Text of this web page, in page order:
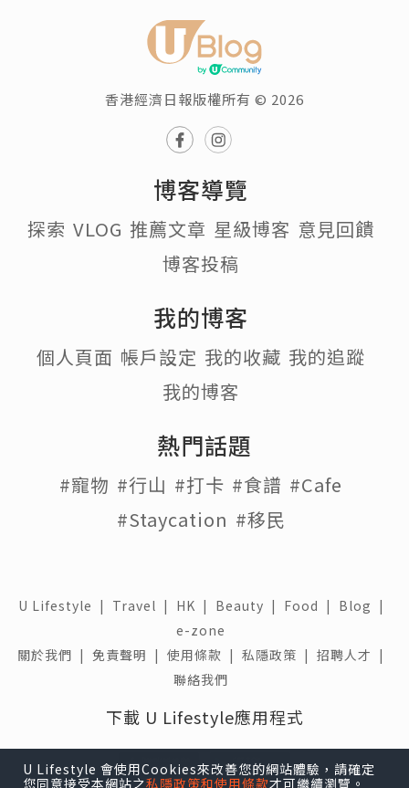
香港經濟日報版權所有 © 2026
博客導覽
探索 VLOG 推薦文章 星級博客 意見回饋
博客投稿
我的博客
個人頁面 帳戶設定 我的收藏 我的追蹤
我的博客
熱門話題
#寵物 #行山 #打卡 #食譜 #Cafe
#Staycation #移民
U Lifestyle | Travel | HK | Beauty | Food | Blog |
e-zone
關於我們 | 免責聲明 | 使用條款 | 私隱政策 | 招聘人才 |
聯絡我們
下載 U Lifestyle應用程式
U Lifestyle 會使用Cookies來改善您的網站體驗，請確定
您同意接受本網站之私隱政策和使用條款才可繼續瀏覽。